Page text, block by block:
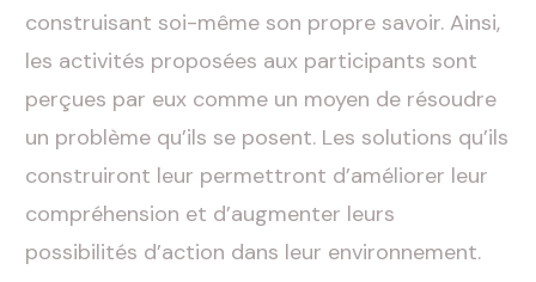
construisant soi-même son propre savoir. Ainsi,
les activités proposées aux participants sont
perçues par eux comme un moyen de résoudre
un problème qu’ils se posent. Les solutions qu’ils
construiront leur permettront d’améliorer leur
compréhension et d’augmenter leurs
possibilités d’action dans leur environnement.